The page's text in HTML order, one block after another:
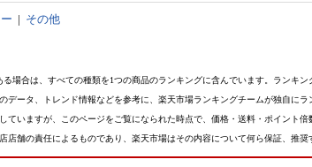
| その他
場合は、すべての種類を1つの商品のランキングに含んでいます。ランキ
データ、トレンド情報などを参考に、楽天市場ランキングチームが独自に
ていますが、このページをご覧になられた時点で、価格・送料・ポイント
店舗の責任によるものであり、楽天市場はその内容について何ら保証、推奨